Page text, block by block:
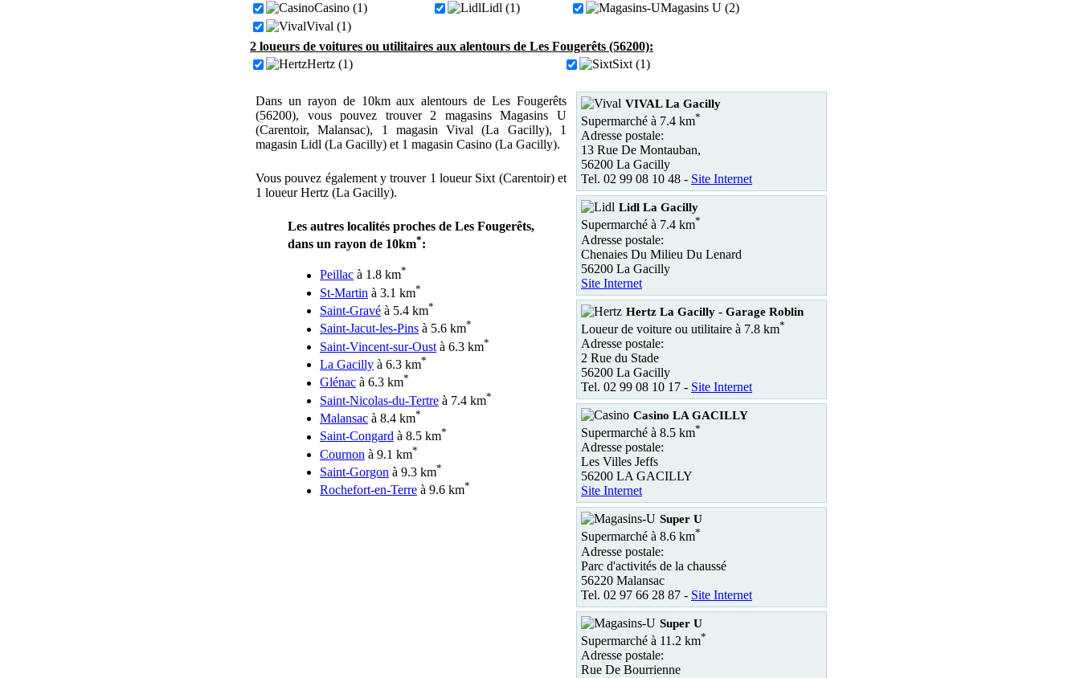
Casino (1)
Lidl (1)
Magasins U (2)
Vival (1)
2 loueurs de voitures ou utilitaires aux alentours de Les Fougerêts (56200):
Hertz (1)
Sixt (1)
Dans un rayon de 10km aux alentours de Les Fougerêts
(56200), vous pouvez trouver 2 magasins Magasins U
(Carentoir, Malansac), 1 magasin Vival (La Gacilly), 1
magasin Lidl (La Gacilly) et 1 magasin Casino (La Gacilly).
Vous pouvez également y trouver 1 loueur Sixt (Carentoir) et
1 loueur Hertz (La Gacilly).
Les autres localités proches de Les Fougerêts,
dans un rayon de 10km*:
Peillac à 1.8 km*
St-Martin à 3.1 km*
Saint-Gravé à 5.4 km*
Saint-Jacut-les-Pins à 5.6 km*
Saint-Vincent-sur-Oust à 6.3 km*
La Gacilly à 6.3 km*
Glénac à 6.3 km*
Saint-Nicolas-du-Tertre à 7.4 km*
Malansac à 8.4 km*
Saint-Congard à 8.5 km*
Cournon à 9.1 km*
Saint-Gorgon à 9.3 km*
Rochefort-en-Terre à 9.6 km*
VIVAL La Gacilly
Supermarché à 7.4 km*
Adresse postale:
13 Rue De Montauban,
56200 La Gacilly
Tel. 02 99 08 10 48 - Site Internet
Lidl La Gacilly
Supermarché à 7.4 km*
Adresse postale:
Chenaies Du Milieu Du Lenard
56200 La Gacilly
Site Internet
Hertz La Gacilly - Garage Roblin
Loueur de voiture ou utilitaire à 7.8 km*
Adresse postale:
2 Rue du Stade
56200 La Gacilly
Tel. 02 99 08 10 17 - Site Internet
Casino LA GACILLY
Supermarché à 8.5 km*
Adresse postale:
Les Villes Jeffs
56200 LA GACILLY
Site Internet
Super U
Supermarché à 8.6 km*
Adresse postale:
Parc d'activités de la chaussé
56220 Malansac
Tel. 02 97 66 28 87 - Site Internet
Super U
Supermarché à 11.2 km*
Adresse postale:
Rue De Bourrienne